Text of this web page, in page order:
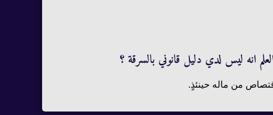
انه ليس لدي دليل قانوني بالسرقة ؟
من ماله حينئذٍ.